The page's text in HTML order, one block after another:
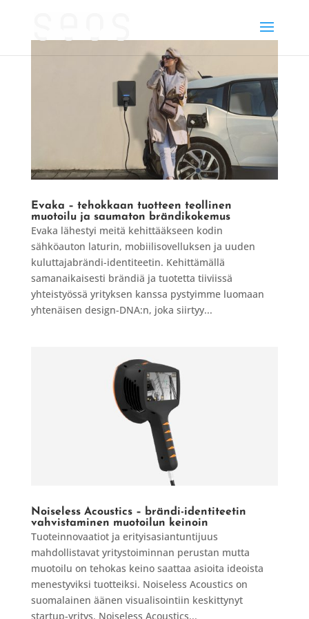
Evaka – tehokkaan tuotteen teollinen
muotoilu ja saumaton brändikokemus
Evaka lähestyi meitä kehittääkseen kodin
sähköauton laturin, mobiilisovelluksen ja uuden
kuluttajabrändi-identiteetin. Kehittämällä
samanaikaisesti brändiä ja tuotetta tiiviissä
yhteistyössä yrityksen kanssa pystyimme luomaan
yhtenäisen design-DNA:n, joka siirtyy...
Noiseless Acoustics – brändi-identiteetin
vahvistaminen muotoilun keinoin
Tuoteinnovaatiot ja erityisasiantuntijuus
mahdollistavat yritystoiminnan perustan mutta
muotoilu on tehokas keino saattaa asioita ideoista
menestyviksi tuotteiksi. Noiseless Acoustics on
suomalainen äänen visualisointiin keskittynyt
startup-yritys. Noiseless Acoustics...